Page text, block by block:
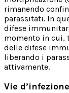
rimanendo
parassitati. In
difese
momento in cui,
delle difese
liberando i
attivamente.
Vie d’infezione